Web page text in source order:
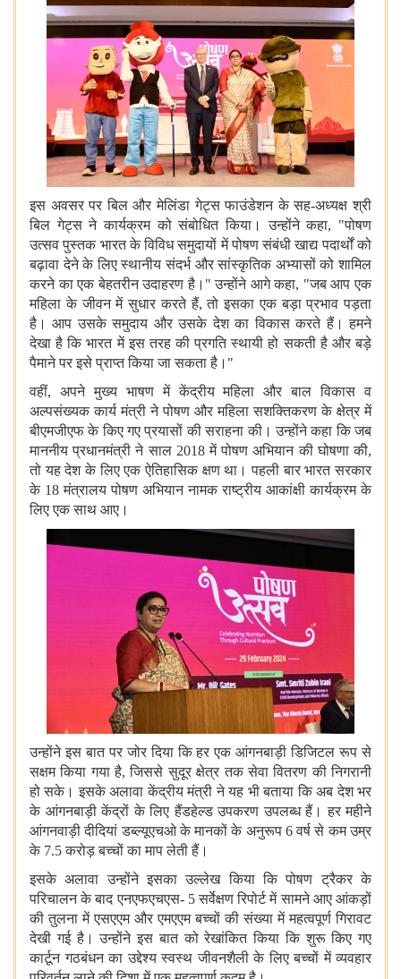
इस अवसर पर बिल और मेलिंडा गेट्स फाउंडेशन के सह-अध्यक्ष श्री
बिल गेट्स ने कार्यक्रम को संबोधित किया। उन्होंने कहा, "पोषण
उत्सव पुस्तक भारत के विविध समुदायों में पोषण संबंधी खाद्य पदार्थों को
बढ़ावा देने के लिए स्थानीय संदर्भ और सांस्कृतिक अभ्यासों को शामिल
करने का एक बेहतरीन उदाहरण है।" उन्होंने आगे कहा, "जब आप एक
महिला के जीवन में सुधार करते हैं, तो इसका एक बड़ा प्रभाव पड़ता
है। आप उसके समुदाय और उसके देश का विकास करते हैं। हमने
देखा है कि भारत में इस तरह की प्रगति स्थायी हो सकती है और बड़े
पैमाने पर इसे प्राप्त किया जा सकता है।"
वहीं, अपने मुख्य भाषण में केंद्रीय महिला और बाल विकास व
अल्पसंख्यक कार्य मंत्री ने पोषण और महिला सशक्तिकरण के क्षेत्र में
बीएमजीएफ के किए गए प्रयासों की सराहना की। उन्होंने कहा कि जब
माननीय प्रधानमंत्री ने साल 2018 में पोषण अभियान की घोषणा की,
तो यह देश के लिए एक ऐतिहासिक क्षण था। पहली बार भारत सरकार
के 18 मंत्रालय पोषण अभियान नामक राष्ट्रीय आकांक्षी कार्यक्रम के
लिए एक साथ आए।
उन्होंने इस बात पर जोर दिया कि हर एक आंगनबाड़ी डिजिटल रूप से
सक्षम किया गया है, जिससे सुदूर क्षेत्र तक सेवा वितरण की निगरानी
हो सके। इसके अलावा केंद्रीय मंत्री ने यह भी बताया कि अब देश भर
के आंगनबाड़ी केंद्रों के लिए हैंडहेल्ड उपकरण उपलब्ध हैं। हर महीने
आंगनवाड़ी दीदियां डब्ल्यूएचओ के मानकों के अनुरूप 6 वर्ष से कम उम्र
के 7.5 करोड़ बच्चों का माप लेती हैं।
इसके अलावा उन्होंने इसका उल्लेख किया कि पोषण ट्रैकर के
परिचालन के बाद एनएफएचएस- 5 सर्वेक्षण रिपोर्ट में सामने आए आंकड़ों
की तुलना में एसएएम और एमएएम बच्चों की संख्या में महत्वपूर्ण गिरावट
देखी गई है। उन्होंने इस बात को रेखांकित किया कि शुरू किए गए
कार्टून गठबंधन का उद्देश्य स्वस्थ जीवनशैली के लिए बच्चों में व्यवहार